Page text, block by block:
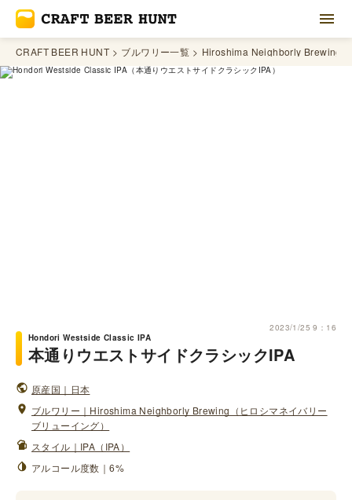
CRAFT BEER HUNT ブルワリー一覧 Hiroshima Neighborly Brewing
2023/1/25 9：16
Hondori Westside Classic IPA
本通りウエストサイドクラシックIPA
原産国｜日本
ブルワリー｜Hiroshima Neighborly Brewing（ヒロシマネイバリー
ブリューイング）
スタイル｜IPA（IPA）
アルコール度数｜6%